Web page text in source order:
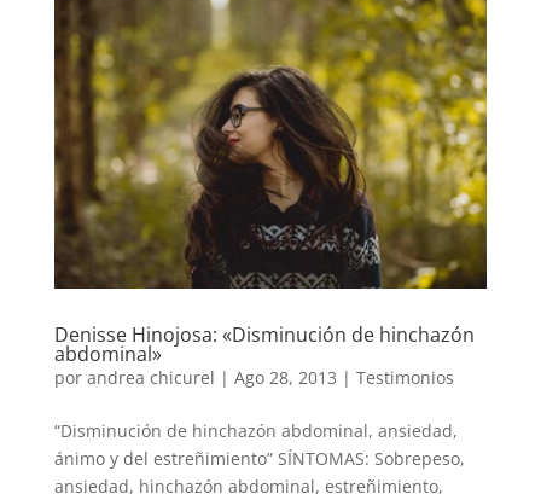
Denisse Hinojosa: «Disminución de hinchazón
abdominal»
por andrea chicurel | Ago 28, 2013 | Testimonios
“Disminución de hinchazón abdominal, ansiedad,
ánimo y del estreñimiento” SÍNTOMAS: Sobrepeso,
ansiedad, hinchazón abdominal, estreñimiento,